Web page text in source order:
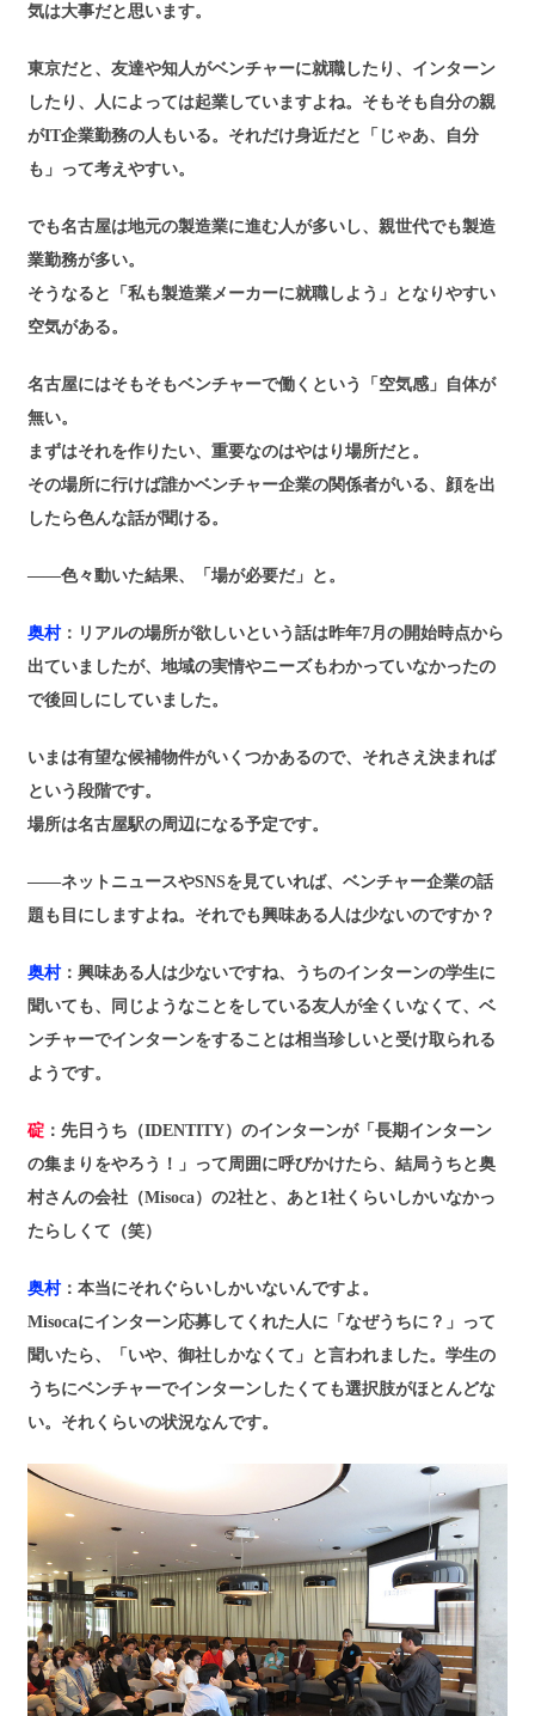
気は大事だと思います。
東京だと、友達や知人がベンチャーに就職したり、インターン
したり、人によっては起業していますよね。そもそも自分の親
がIT企業勤務の人もいる。それだけ身近だと「じゃあ、自分
も」って考えやすい。
でも名古屋は地元の製造業に進む人が多いし、親世代でも製造
業勤務が多い。
そうなると「私も製造業メーカーに就職しよう」となりやすい
空気がある。
名古屋にはそもそもベンチャーで働くという「空気感」自体が
無い。
まずはそれを作りたい、重要なのはやはり場所だと。
その場所に行けば誰かベンチャー企業の関係者がいる、顔を出
したら色んな話が聞ける。
――色々動いた結果、「場が必要だ」と。
奥村：リアルの場所が欲しいという話は昨年7月の開始時点から
出ていましたが、地域の実情やニーズもわかっていなかったの
で後回しにしていました。
いまは有望な候補物件がいくつかあるので、それさえ決まれば
という段階です。
場所は名古屋駅の周辺になる予定です。
――ネットニュースやSNSを見ていれば、ベンチャー企業の話
題も目にしますよね。それでも興味ある人は少ないのですか？
奥村：興味ある人は少ないですね、うちのインターンの学生に
聞いても、同じようなことをしている友人が全くいなくて、ベ
ンチャーでインターンをすることは相当珍しいと受け取られる
ようです。
碇 ：先日うち（IDENTITY）のインターンが「長期インターン
の集まりをやろう！」って周囲に呼びかけたら、結局うちと奥
村さんの会社（Misoca）の2社と、あと1社くらいしかいなかっ
たらしくて（笑）
奥村：本当にそれぐらいしかいないんですよ。
Misocaにインターン応募してくれた人に「なぜうちに？」って
聞いたら、「いや、御社しかなくて」と言われました。学生の
うちにベンチャーでインターンしたくても選択肢がほとんどな
い。それくらいの状況なんです。